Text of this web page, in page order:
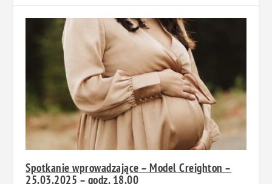
Spotkanie wprowadzające – Model Creighton –
25.03.2025 – godz. 18.00